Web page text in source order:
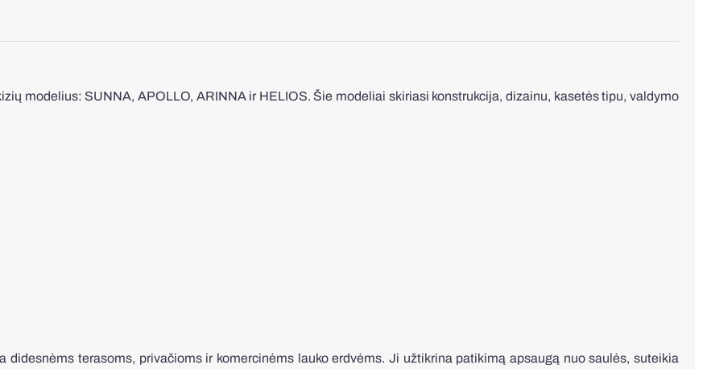
modelius: SUNNA, APOLLO, ARINNA ir HELIOS. Šie modeliai skiriasi konstrukcija, dizainu, kasetės tipu, valdymo
terasoms, privačioms ir komercinėms lauko erdvėms. Ji užtikrina patikimą apsaugą nuo saulės, suteikia